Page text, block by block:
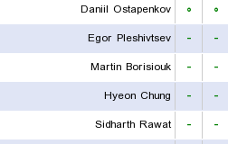
Daniil Ostapenkov
۰ ۰
Egor Pleshivtsev
- -
Martin Borisiouk
- -
Hyeon Chung
- -
Sidharth Rawat
- -